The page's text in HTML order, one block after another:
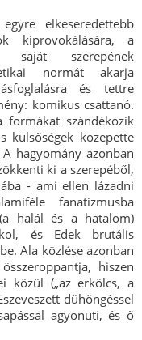
elkeseredettebb
kiprovokálására, a
saját szerepének
normát akarja
és tettre
komikus csattanó.
formákat szándékozik
külsőségek közepette
hagyomány azonban
ki a szerepéből,
- ami ellen lázadni
fanatizmusba
halál és a hatalom)
és Edek brutális
Ala közlése azonban
hiszen
közül („az erkölcs, a
dühöngéssel
agyonüti, és ő